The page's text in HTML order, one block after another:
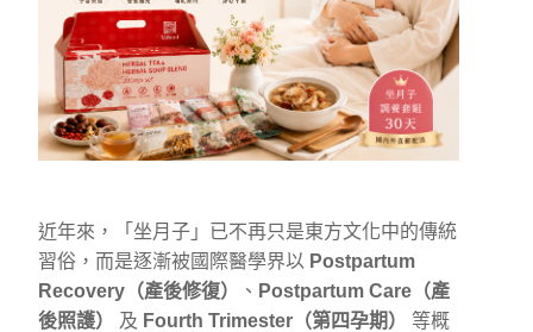
近年來，「坐月子」已不再只是東方文化中的傳統
習俗，而是逐漸被國際醫學界以 Postpartum
Recovery（產後修復）
、 Postpartum Care（產
後照護）
及 Fourth Trimester（第四孕期）
等概